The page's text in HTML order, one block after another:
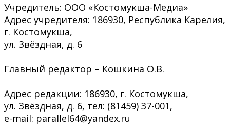
Учредитель: ООО «Костомукша-Медиа»
Адрес учредителя: 186930, Республика Карелия,
г. Костомукша,
ул. Звёздная, д. 6
Главный редактор – Кошкина О.В.
Адрес редакции: 186930, г. Костомукша,
ул. Звёздная, д. 6, тел: (81459) 37-001,
e-mail: parallel64@yandex.ru